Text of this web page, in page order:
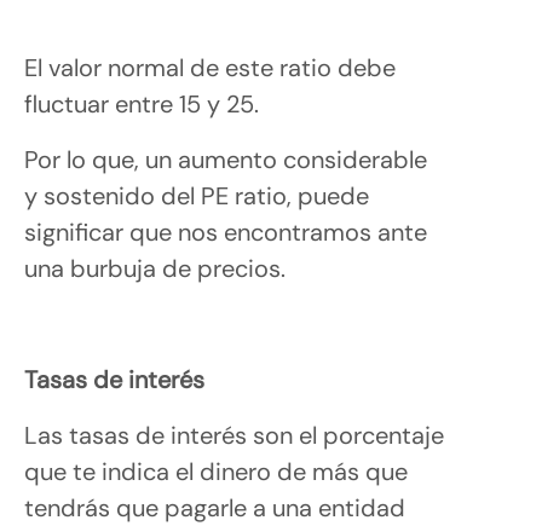
El valor normal de este ratio debe
fluctuar entre 15 y 25.
Por lo que, un aumento considerable
y sostenido del PE ratio, puede
significar que nos encontramos ante
una burbuja de precios.
Tasas de interés
Las tasas de interés son el porcentaje
que te indica el dinero de más que
tendrás que pagarle a una entidad